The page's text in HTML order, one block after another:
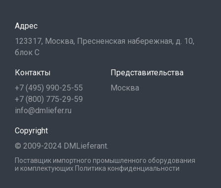
Адрес
123317, Москва, Пресненская набережная, д. 10,
блок С
Контакты
+7 (495) 990-25-55
+7 (800) 775-29-59
info@dmliefer.ru
Представительства
Москва
Copyright
© 2009-2024 DMLieferant.
Поставщик импортного промышленного оборудования
и комплектующих Политика конфиденциальности